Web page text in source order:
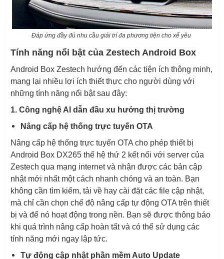
Đáp ứng đầy đủ nhu cầu giải trí đa phương tiện cho xế yêu
Tính năng nổi bật của Zestech Android Box
Android Box Zestech hướng đến các tiện ích thông minh,
mang lại nhiều lợi ích thiết thực cho người dùng với
những tính năng nổi bật sau đây:
1. Công nghệ AI dẫn đầu xu hướng thị trường
Nâng cấp hệ thống trực tuyến OTA
Nâng cấp hệ thống trực tuyến OTA cho phép thiết bị
Android Box DX265 thế hệ thứ 2 kết nối với server của
Zestech qua mạng internet và nhận được các bản cập
nhật mới nhất một cách nhanh chóng và an toàn. Bạn
không cần tìm kiếm, tải về hay cài đặt các file cập nhật,
mà chỉ cần chọn chế độ nâng cấp tự động OTA trên thiết
bị và để nó hoạt động trong nền. Bạn sẽ được thông báo
khi quá trình nâng cấp hoàn tất và có thể sử dụng các
tính năng mới ngay lập tức.
Tự động cập nhật phần mềm Auto Update